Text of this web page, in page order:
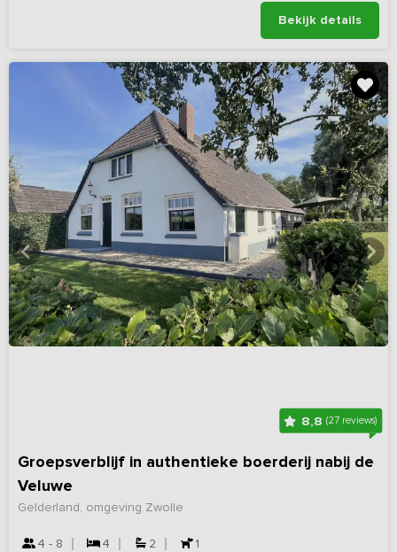
Bekijk details
8,8 (27 reviews)
Groepsverblijf in authentieke boerderij nabij de
Veluwe
Gelderland, omgeving Zwolle
4 - 8 4 2 1